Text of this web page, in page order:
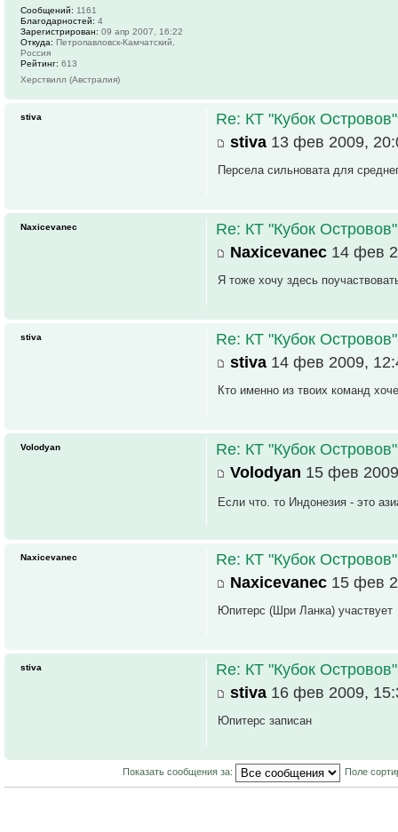
Сообщений: 1161
Благодарностей: 4
Зарегистрирован: 09 апр 2007, 16:22
Откуда: Петропавловск-Камчатский,
Россия
Рейтинг: 613
Херствилл (Австралия)
Re: КТ "Кубок
stiva 13 фев 2009,
Персела сильновата для
stiva
Re: КТ "Кубок
Naxicevanec 14 фев
Я тоже хочу здесь
Naxicevanec
Re: КТ "Кубок
stiva 14 фев 2009,
Кто именно из твоих команд
stiva
Re: КТ "Кубок
Volodyan 15 фев
Если что. то Индонезия - это
Volodyan
Re: КТ "Кубок
Naxicevanec 15 фев
Юпитерс (Шри Ланка) участвует
Naxicevanec
Re: КТ "Кубок
stiva 16 фев 2009,
Юпитерс записан
stiva
Показать сообщения за: Поле